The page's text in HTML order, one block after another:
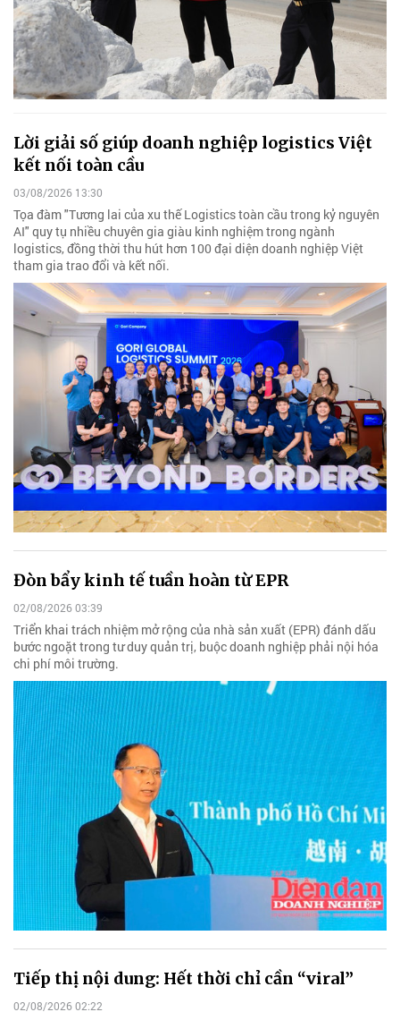
Lời giải số giúp doanh nghiệp logistics Việt
kết nối toàn cầu
03/08/2026 13:30
Tọa đàm "Tương lai của xu thế Logistics toàn cầu trong kỷ nguyên
AI" quy tụ nhiều chuyên gia giàu kinh nghiệm trong ngành
logistics, đồng thời thu hút hơn 100 đại diện doanh nghiệp Việt
tham gia trao đổi và kết nối.
Đòn bẩy kinh tế tuần hoàn từ EPR
02/08/2026 03:39
Triển khai trách nhiệm mở rộng của nhà sản xuất (EPR) đánh dấu
bước ngoặt trong tư duy quản trị, buộc doanh nghiệp phải nội hóa
chi phí môi trường.
Tiếp thị nội dung: Hết thời chỉ cần “viral”
02/08/2026 02:22